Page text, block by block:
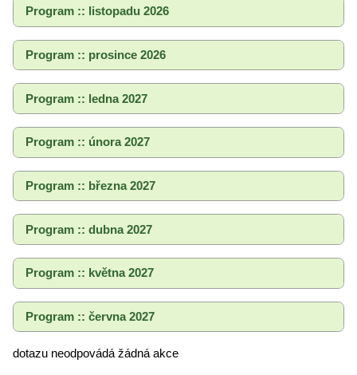
Program :: listopadu 2026
Program :: prosince 2026
Program :: ledna 2027
Program :: února 2027
Program :: března 2027
Program :: dubna 2027
Program :: května 2027
Program :: června 2027
dotazu neodpovádá žádná akce